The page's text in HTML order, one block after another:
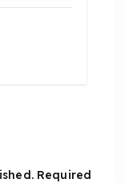
Required